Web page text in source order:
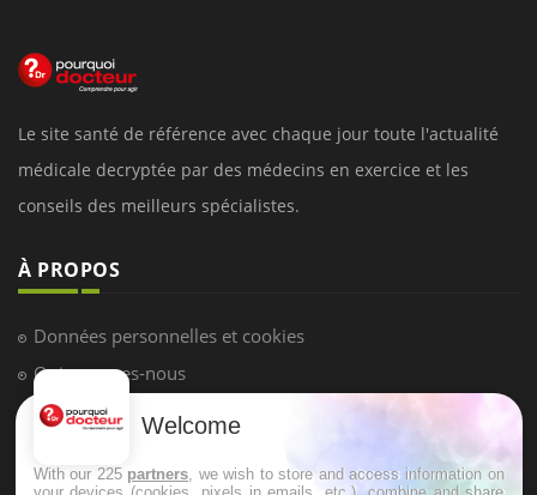
Le site santé de référence avec chaque jour toute l'actualité
médicale decryptée par des médecins en exercice et les
conseils des meilleurs spécialistes.
À PROPOS
Données personnelles et cookies
Qui sommes-nous
Conditions d'utilisation
Mentions Légales
Welcome
With our 225 partners , we wish to store and access information on
your devices (cookies, pixels in emails, etc.), combine and share